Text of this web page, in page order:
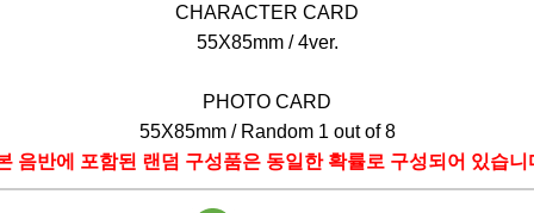
CHARACTER CARD
55X85mm / 4ver.
PHOTO CARD
55X85mm / Random 1 out of 8
음반에 포함된 랜덤 구성품은 동일한 확률로 구성되어 있습니